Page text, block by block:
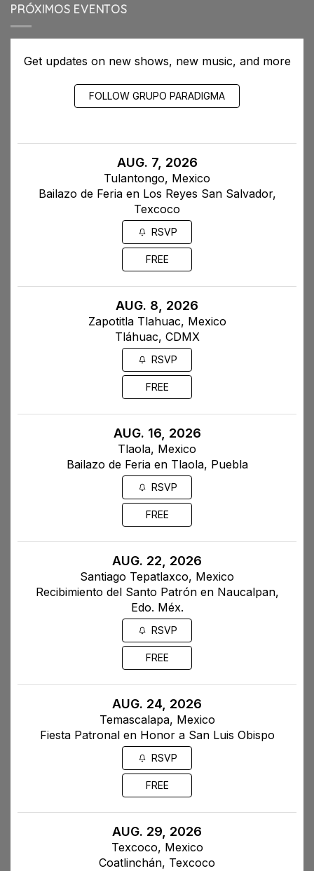
PRÓXIMOS EVENTOS
Get updates on new shows, new music, and more
FOLLOW GRUPO PARADIGMA
AUG. 7, 2026
Tulantongo, Mexico
Bailazo de Feria en Los Reyes San Salvador,
Texcoco
RSVP
FREE
AUG. 8, 2026
Zapotitla Tlahuac, Mexico
Tláhuac, CDMX
RSVP
FREE
AUG. 16, 2026
Tlaola, Mexico
Bailazo de Feria en Tlaola, Puebla
RSVP
FREE
AUG. 22, 2026
Santiago Tepatlaxco, Mexico
Recibimiento del Santo Patrón en Naucalpan,
Edo. Méx.
RSVP
FREE
AUG. 24, 2026
Temascalapa, Mexico
Fiesta Patronal en Honor a San Luis Obispo
RSVP
FREE
AUG. 29, 2026
Texcoco, Mexico
Coatlinchán, Texcoco